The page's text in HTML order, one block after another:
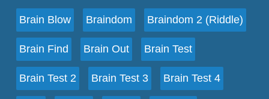
Brain Blow Braindom Braindom 2 (Riddle)
Brain Find Brain Out Brain Test
Brain Test 2 Brain Test 3 Brain Test 4